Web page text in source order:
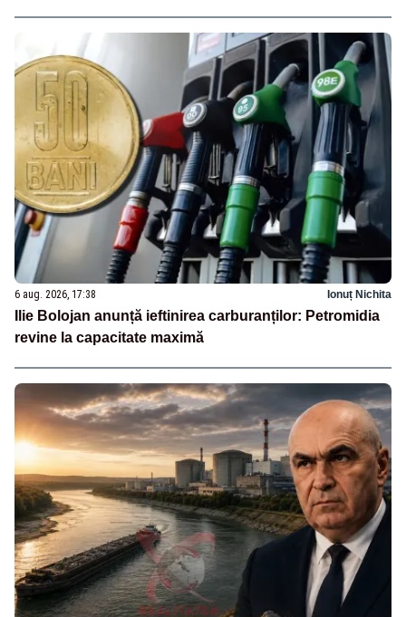
6 aug. 2026, 17:38 Ionuț Nichita
Ilie Bolojan anunță ieftinirea carburanților: Petromidia
revine la capacitate maximă